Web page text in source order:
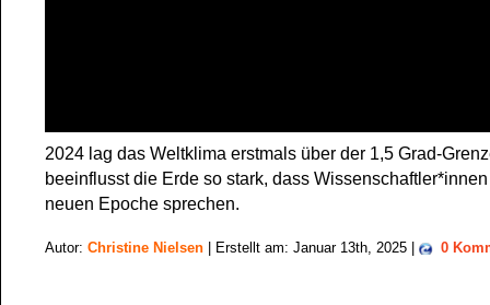
2024 lag das Weltklima erstmals über der 1,5 Grad-
beeinflusst die Erde so stark, dass
neuen Epoche sprechen.
Autor: Christine Nielsen | Erstellt am: Januar 13th, 2025 | 0